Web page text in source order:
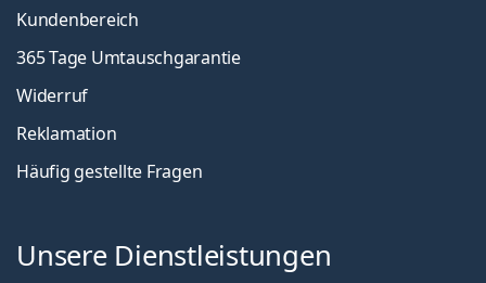
Kundenbereich
365 Tage Umtauschgarantie
Widerruf
Reklamation
Häufig gestellte Fragen
Unsere Dienstleistungen